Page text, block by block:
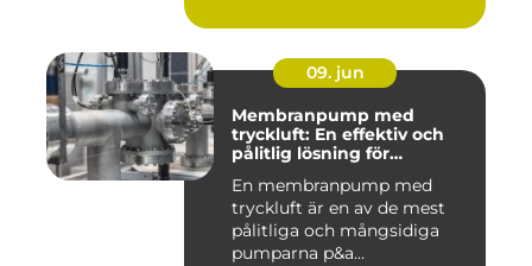
09. jun
Membranpump med
tryckluft: En effektiv och
pålitlig lösning för
En membranpump med
tryckluft är en av de mest
pålitliga och mångsidiga
pumparna p&a...